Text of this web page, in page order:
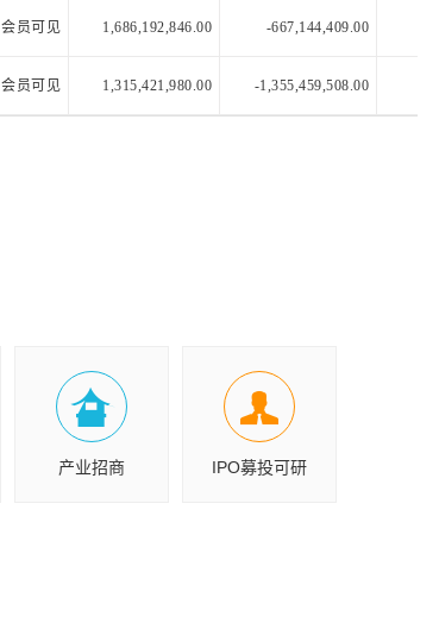
会员可见 1,686,192,846.00 -667,144,409.00
会员可见 1,315,421,980.00 -1,355,459,508.00
产业招商 IPO募投可研